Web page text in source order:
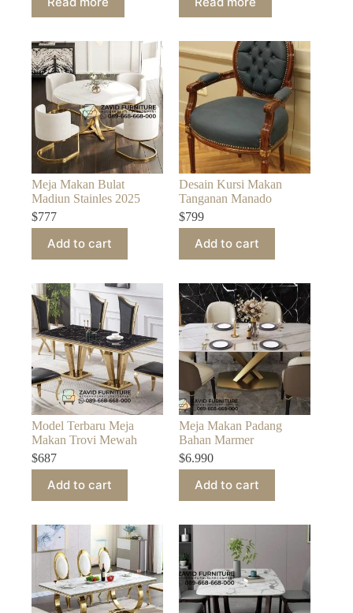
Meja Makan Bulat
Madiun Stainles 2025
$777
Add to cart
Desain Kursi Makan
Tanganan Manado
$799
Add to cart
Model Terbaru Meja
Makan Trovi Mewah
$687
Add to cart
Meja Makan Padang
Bahan Marmer
$6.990
Add to cart